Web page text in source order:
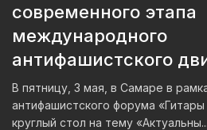
современного этапа
международного
антифашистского
В пятницу, 3 мая, в Самаре в
антифашистского форума
круглый стол на тему «Актуальны...